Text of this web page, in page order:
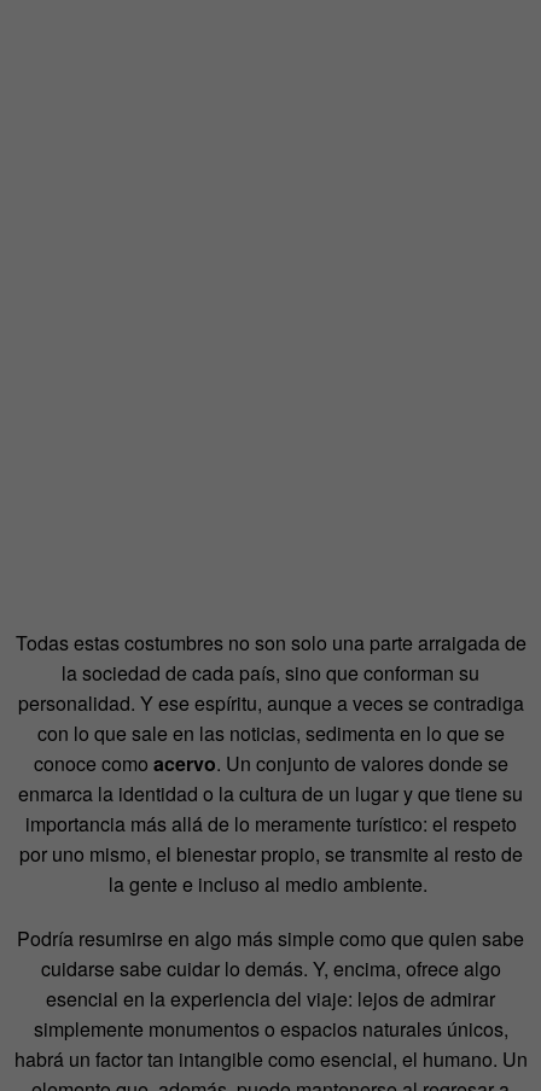
Todas estas costumbres no son solo una parte arraigada de
la sociedad de cada país, sino que conforman su
personalidad. Y ese espíritu, aunque a veces se contradiga
con lo que sale en las noticias, sedimenta en lo que se
conoce como acervo. Un conjunto de valores donde se
enmarca la identidad o la cultura de un lugar y que tiene su
importancia más allá de lo meramente turístico: el respeto
por uno mismo, el bienestar propio, se transmite al resto de
la gente e incluso al medio ambiente.
Podría resumirse en algo más simple como que quien sabe
cuidarse sabe cuidar lo demás. Y, encima, ofrece algo
esencial en la experiencia del viaje: lejos de admirar
simplemente monumentos o espacios naturales únicos,
habrá un factor tan intangible como esencial, el humano. Un